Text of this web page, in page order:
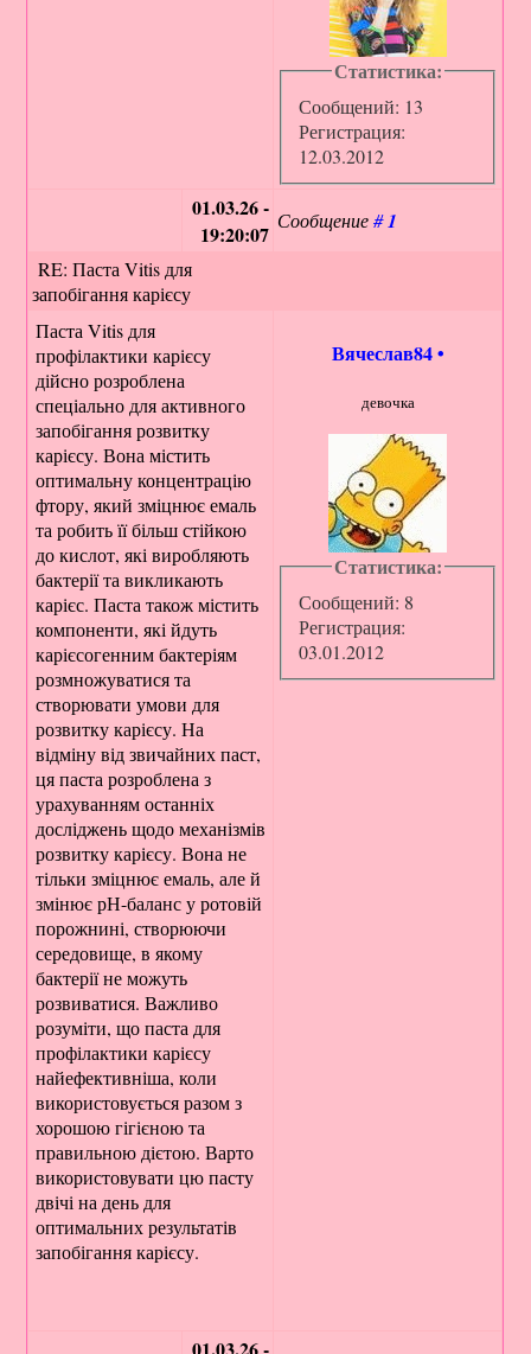
Статистика:
Сообщений: 13
Регистрация:
12.03.2012
01.03.26 -
19:20:07
Сообщение#1
RE: Паста Vitis для
запобігання карієсу
Паста Vitis для
профілактики карієсу
дійсно розроблена
спеціально для активного
запобігання розвитку
карієсу. Вона містить
оптимальну концентрацію
фтору, який зміцнює емаль
та робить її більш стійкою
до кислот, які виробляють
бактерії та викликають
карієс. Паста також містить
компоненти, які йдуть
карієсогенним бактеріям
розмножуватися та
створювати умови для
розвитку карієсу. На
відміну від звичайних паст,
ця паста розроблена з
урахуванням останніх
досліджень щодо механізмів
розвитку карієсу. Вона не
тільки зміцнює емаль, але й
змінює рН-баланс у ротовій
порожнині, створюючи
середовище, в якому
бактерії не можуть
розвиватися. Важливо
розуміти, що паста для
профілактики карієсу
найефективніша, коли
використовується разом з
хорошою гігієною та
правильною дієтою. Варто
використовувати цю пасту
двічі на день для
оптимальних результатів
запобігання карієсу.
Вячеслав84•
девочка
Статистика:
Сообщений: 8
Регистрация:
03.01.2012